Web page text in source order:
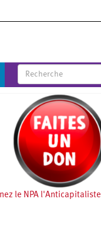
le NPA l'Anticapitaliste